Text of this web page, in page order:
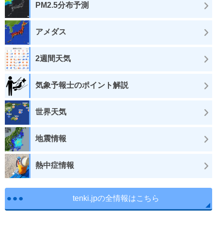
PM2.5分布予測
アメダス
2週間天気
気象予報士のポイント解説
世界天気
地震情報
熱中症情報
tenki.jpの全情報はこちら